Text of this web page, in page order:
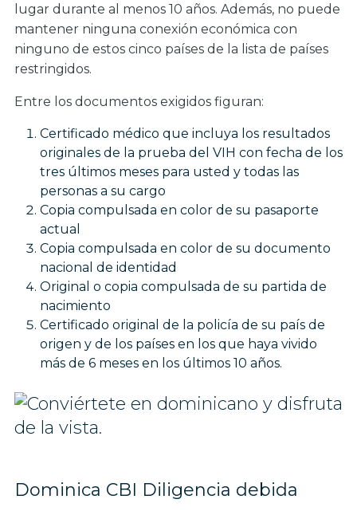
lugar durante al menos 10 años. Además, no puede
mantener ninguna conexión económica con
ninguno de estos cinco países de la lista de países
restringidos.
Entre los documentos exigidos figuran:
Certificado médico que incluya los resultados
originales de la prueba del VIH con fecha de los
tres últimos meses para usted y todas las
personas a su cargo
Copia compulsada en color de su pasaporte
actual
Copia compulsada en color de su documento
nacional de identidad
Original o copia compulsada de su partida de
nacimiento
Certificado original de la policía de su país de
origen y de los países en los que haya vivido
más de 6 meses en los últimos 10 años.
Dominica CBI Diligencia debida